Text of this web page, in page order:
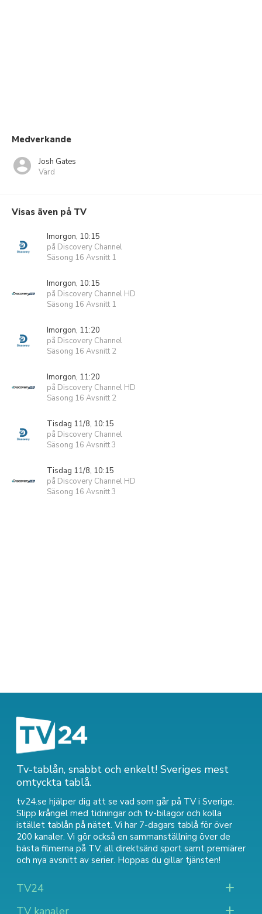
Medverkande
Josh Gates
Värd
Visas även på TV
Imorgon, 10:15
på Discovery Channel
Säsong 16 Avsnitt 1
Imorgon, 10:15
på Discovery Channel HD
Säsong 16 Avsnitt 1
Imorgon, 11:20
på Discovery Channel
Säsong 16 Avsnitt 2
Imorgon, 11:20
på Discovery Channel HD
Säsong 16 Avsnitt 2
Tisdag 11/8, 10:15
på Discovery Channel
Säsong 16 Avsnitt 3
Tisdag 11/8, 10:15
på Discovery Channel HD
Säsong 16 Avsnitt 3
Tv-tablån, snabbt och enkelt! Sveriges mest
omtyckta tablå.
tv24.se hjälper dig att se vad som går på TV i Sverige.
Slipp krångel med tidningar och tv-bilagor och kolla
istället tablån på nätet. Vi har 7-dagars tablå för över
200 kanaler. Vi gör också en sammanställning över de
bästa filmerna på TV, all direktsänd sport samt premiärer
och nya avsnitt av serier. Hoppas du gillar tjänsten!
TV24
TV kanaler